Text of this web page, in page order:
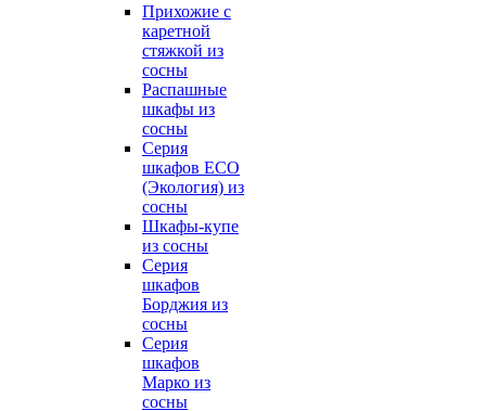
Прихожие с
каретной
стяжкой из
сосны
Распашные
шкафы из
сосны
Серия
шкафов ECO
(Экология) из
сосны
Шкафы-купе
из сосны
Серия
шкафов
Борджия из
сосны
Серия
шкафов
Марко из
сосны